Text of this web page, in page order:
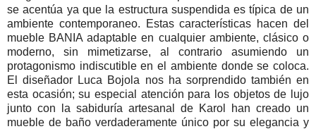
se acentúa ya que la estructura suspendida es típica de un
ambiente contemporaneo. Estas características hacen del
mueble BANIA adaptable en cualquier ambiente, clásico o
moderno, sin mimetizarse, al contrario asumiendo un
protagonismo indiscutible en el ambiente donde se coloca.
El diseñador Luca Bojola nos ha sorprendido también en
esta ocasión; su especial atención para los objetos de lujo
junto con la sabiduría artesanal de Karol han creado un
mueble de baño verdaderamente único por su elegancia y